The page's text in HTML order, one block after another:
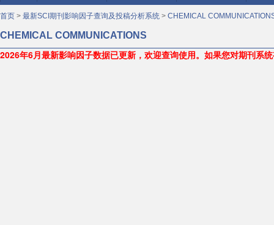
首页 > 最新SCI期刊影响因子查询及投稿分析系统 > CHEMICAL
CHEMICAL COMMUNICATIONS
2026年6月最新影响因子数据已更新，欢迎查询使用。 如果您对期刊系